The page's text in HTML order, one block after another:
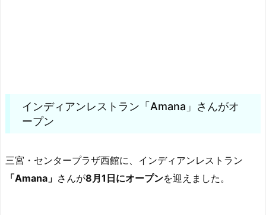
インディアンレストラン「Amana」さんがオ
ープン
三宮・センタープラザ西館に、インディアンレストラン
「Amana」 さんが8月1日にオープンを迎えました。